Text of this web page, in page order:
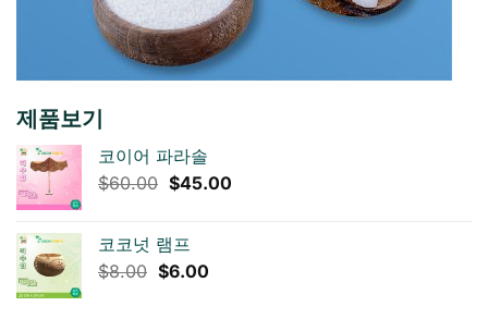
제품보기
코이어 파라솔
$60.00 원
격:
$60.00.
$45.00현
코코넛 램프
$8.00 원
$6.00현